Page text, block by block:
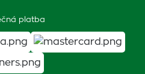
platba